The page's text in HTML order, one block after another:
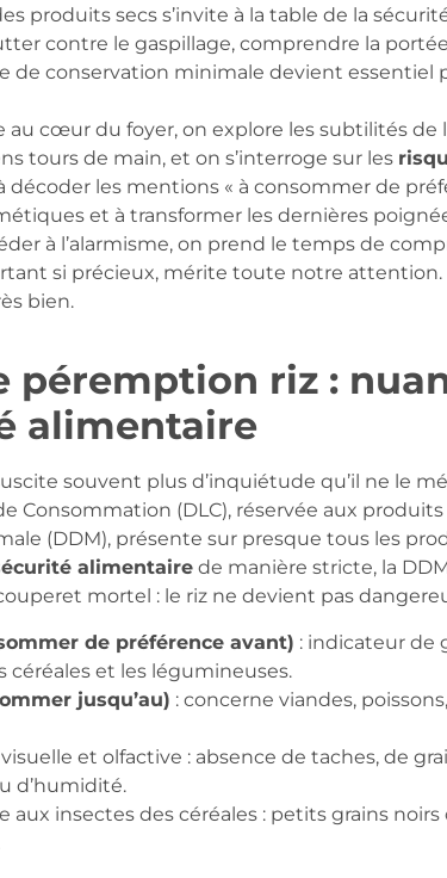
produits secs s’invite à la table de la
contre le gaspillage, comprendre la
de conservation minimale devient essentiel
au cœur du foyer, on explore les subtilités de
tours de main, et on s’interroge sur les
décoder les mentions « à consommer de
et à transformer les dernières
à l’alarmisme, on prend le temps de
si précieux, mérite toute notre
bien.
péremption riz :
alimentaire
souvent plus d’inquiétude qu’il ne le
Consommation (DLC), réservée aux
(DDM), présente sur presque tous les
alimentairede manière stricte, la
mortel : le riz ne devient pas
de préférence avant) : indicateur de
céréales et les légumineuses.
jusqu’au) : concerne viandes,
et olfactive : absence de taches, de
d’humidité.
aux insectes des céréales : petits grains